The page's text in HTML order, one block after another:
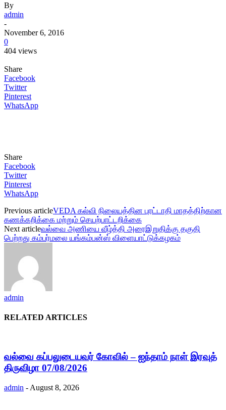
By
admin
-
November 6, 2016
0
404 views
Share
Facebook
Twitter
Pinterest
WhatsApp
Share
Facebook
Twitter
Pinterest
WhatsApp
Previous articleVEDA கல்வி நிலையத்தின புரட்டாதி மாதத்திற்கான
கணக்கறிக்கை மற்றும் செயற்பாட்டறிக்கை
Next articleவல்வை அணியை வீழ்த்தி அரைஇறுதிக்கு தகுதி
பெற்றது கம்பர்மலை யங்கம்பன்ஸ் விளையாட்டுக்கழகம்
admin
RELATED ARTICLES
வல்வை கப்பலுடையவர் கோவில் – ஐந்தாம் நாள் இரவுத்
திருவிழா 07/08/2026
admin - August 8, 2026